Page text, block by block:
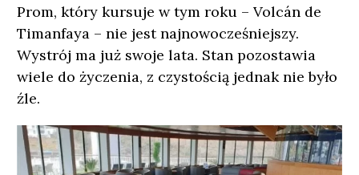
Prom, który kursuje w tym roku – Volcán de
Timanfaya – nie jest najnowocześniejszy.
Wystrój ma już swoje lata. Stan pozostawia
wiele do życzenia, z czystością jednak nie było
źle.